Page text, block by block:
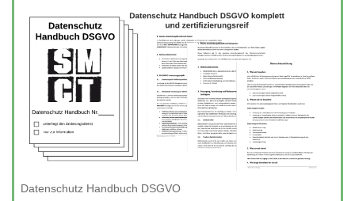
Datenschutz Handbuch DSGVO